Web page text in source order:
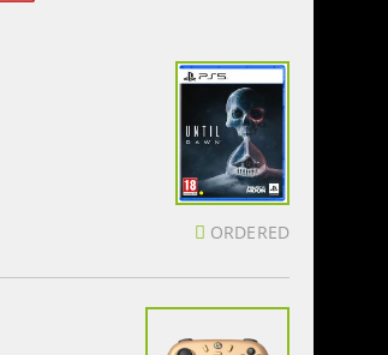
ORDERED